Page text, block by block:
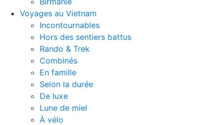
Voyages au Vietnam
Incontournables
Hors des sentiers battus
Rando & Trek
Combinés
En famille
Selon la durée
De luxe
Lune de miel
À vélo